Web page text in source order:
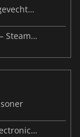
Palworld-update maakt Sunreach en baasgevechten stabieler
Microsoft könnte Project Helix neu planen – Steam-Support wackelt
Herleef de jaren 2000 met ReStory: Chill Electronics Repairs